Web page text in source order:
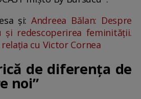
și:Andreea Bălan: Despre
redescoperirea feminității.
cu Victor Cornea
de diferența de
noi”